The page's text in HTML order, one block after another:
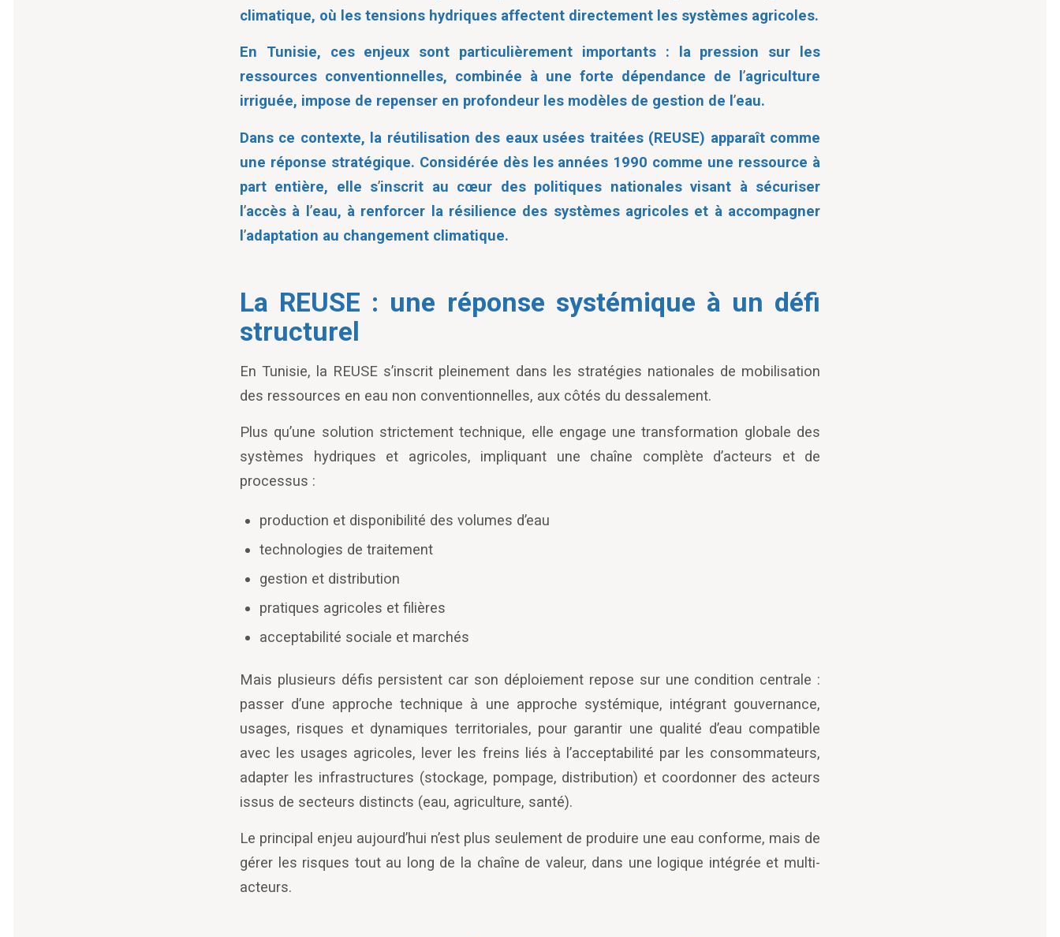
climatique, où les tensions hydriques affectent directement les systèmes agricoles.
En Tunisie, ces enjeux sont particulièrement importants : la pression sur les
ressources conventionnelles, combinée à une forte dépendance de l ’agriculture
irriguée, impose de repenser en profondeur les modèles de gestion de l ’eau.
Dans ce contexte, la réutilisation des eaux usées traitées (REUSE) apparaît comme
une réponse stratégique. Considérée dès les années 1990 comme une ressource à
part entière, elle s’inscrit au cœur des politiques nationales visant à sécuriser
’accès à l ’eau, à renforcer la résilience des systèmes agricoles et à accompagner
’adaptation au changement climatique.
La REUSE : une réponse systémique à un défi
structurel
En Tunisie, la REUSE s’inscrit pleinement dans les stratégies nationales de mobilisation
des ressources en eau non conventionnelles, aux côtés du dessalement.
Plus qu’une solution strictement technique, elle engage une transformation globale des
systèmes hydriques et agricoles, impliquant une chaîne complète d’acteurs et de
processus :
production et disponibilité des volumes d’eau
technologies de traitement
gestion et distribution
pratiques agricoles et filières
acceptabilité sociale et marchés
Mais plusieurs défis persistent car son déploiement repose sur une condition centrale :
passer d’une approche technique à une approche systémique, intégrant gouvernance,
usages, risques et dynamiques territoriales, pour garantir une qualité d’eau compatible
avec les usages agricoles, lever les freins liés à l’acceptabilité par les consommateurs,
adapter les infrastructures (stockage, pompage, distribution) et coordonner des acteurs
issus de secteurs distincts (eau, agriculture, santé).
Le principal enjeu aujourd’hui n’est plus seulement de produire une eau conforme, mais de
gérer les risques tout au long de la chaîne de valeur, dans une logique intégrée et multi-
acteurs.